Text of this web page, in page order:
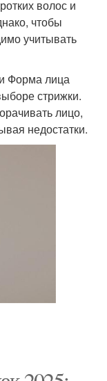
волос и
чтобы
учитывать
Форма лица
стрижки.
лицо,
недостатки.